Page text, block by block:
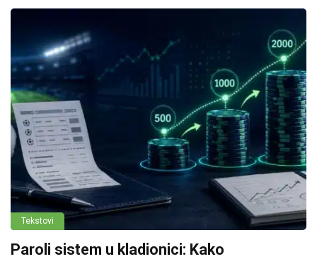
Tekstovi
Paroli sistem u kladionici: Kako